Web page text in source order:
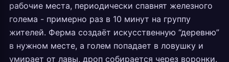
рабочие места, периодически спавнят железного
голема - примерно раз в 10 минут на группу
жителей. Ферма создаёт искусственную “деревню”
в нужном месте, а голем попадает в ловушку и
умирает от лавы, дроп собирается через воронки.